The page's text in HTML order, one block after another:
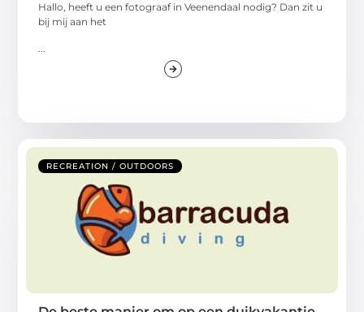
Hallo, heeft u een fotograaf in Veenendaal nodig? Dan zit u
bij mij aan het
RECREATION / OUTDOORS